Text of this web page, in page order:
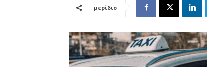
μερίδιο